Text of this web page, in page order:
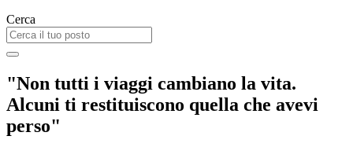
Cerca
"Non tutti i viaggi cambiano la vita.
Alcuni ti restituiscono quella che avevi
perso"